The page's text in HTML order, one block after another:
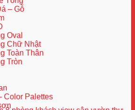
– Gỗ
Oval
Chữ Nhật
Toàn Thân
Tròn
Color Palettes